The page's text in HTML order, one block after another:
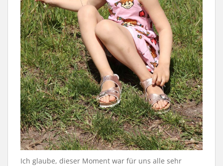
Ich glaube, dieser Moment war für uns alle sehr